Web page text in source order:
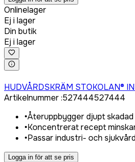
Onlinelager
Ej i lager
Din butik
Ej i lager
HUDVÅRDSKRÄM STOKOLAN®
Artikelnummer:527444527444
•Återuppbygger djupt skadad
•Koncentrerat recept
•Passar industri- och
Logga in för att se pris